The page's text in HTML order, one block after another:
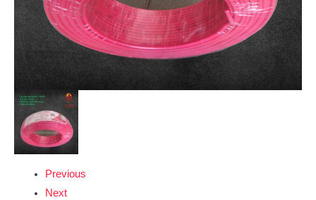
Previous
Next